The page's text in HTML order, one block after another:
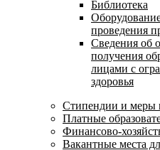
Библиотека
проведения
Сведения об
получения
лицами с
здоровья
Стипендии и меры
Платные
Финансово-
Вакантные места